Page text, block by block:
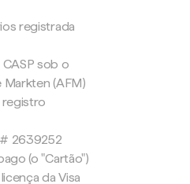
registrada
sob o
Markten (AFM)
registro
# 2639252
(o "Cartão")
da Visa